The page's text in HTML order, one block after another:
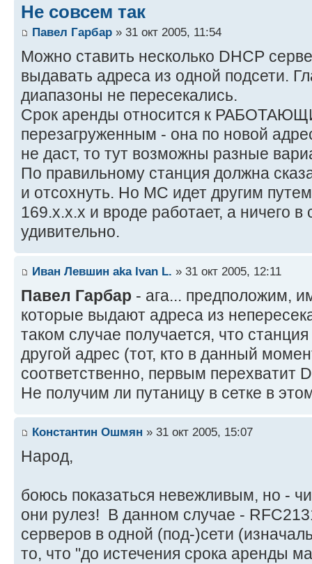
Не совсем так
Павел Гарбар » 31 окт 2005, 11:54
Можно ставить несколько DHCP
выдавать адреса из одной подсети.
диапазоны не пересекались.
Срок аренды относится к
перезагруженным - она по новой
не даст, то тут возможны разные
По правильному станция должна
и отсохнуть. Но МС идет другим
169.х.х.х и вроде работает, а ничего в
удивительно.
Иван Левшин aka Ivan L. » 31 окт 2005, 12:11
Павел Гарбар - ага... предположим,
которые выдают адреса из
таком случае получается, что
другой адрес (тот, кто в данный
соответственно, первым перехватит
Не получим ли путаницу в сетке в
Константин Ошмян » 31 окт 2005, 15:07
Народ,
боюсь показаться невежливым, но -
они рулез! В данном случае -
серверов в одной (под-)сети
то, что "до истечения срока аренды